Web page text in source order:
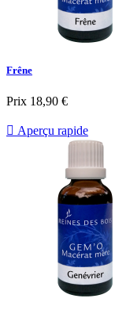
Frêne
Prix 18,90 €
 Aperçu rapide